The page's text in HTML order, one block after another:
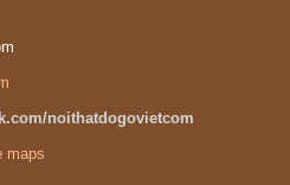
noithatdogovietcom
maps